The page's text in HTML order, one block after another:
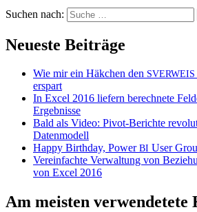
Suchen nach:
Neueste Beiträge
Wie mir ein Häkchen den SVERWEIS
erspart
In Excel 2016 liefern berechnete
Ergebnisse
Bald als Video: Pivot-Berichte
Datenmodell
Happy Birthday, PowerBI User
Vereinfachte Verwaltung von
von Excel 2016
Am meisten verwendetete